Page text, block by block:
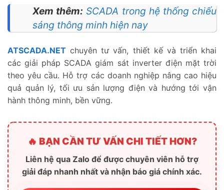
Xem thêm: SCADA trong hệ thống chiếu
sáng thông minh hiện nay
ATSCADA.NET chuyên tư vấn, thiết kế và triển khai
các giải pháp SCADA giám sát inverter điện mặt trời
theo yêu cầu. Hỗ trợ các doanh nghiệp nâng cao hiệu
quả quản lý, tối ưu sản lượng điện và hướng tới vận
hành thông minh, bền vững.
🔥 BẠN CẦN TƯ VẤN CHI TIẾT HƠN?
Liên hệ qua Zalo để được chuyên viên hỗ trợ
giải đáp nhanh nhất và nhận báo giá chính xác.